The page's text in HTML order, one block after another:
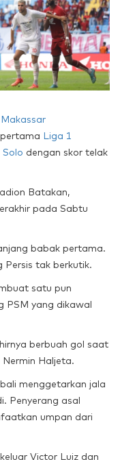
Liga 1
Solo dengan skor telak
Batakan,
pada Sabtu
babak pertama.
Persis tak berkutik.
satu pun
PSM yang dikawal
berbuah gol saat
Haljeta.
menggetarkan jala
Penyerang asal
umpan dari
Victor Luiz dan